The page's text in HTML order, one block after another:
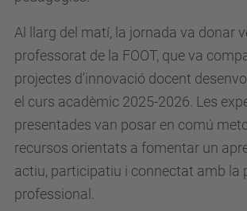
Al llarg del matí, la jornada va donar
professorat de la FOOT, que va
projectes d'innovació docent
el curs acadèmic 2025-2026. Les
presentades van posar en comú
recursos orientats a fomentar un
actiu, participatiu i connectat amb la
professional.